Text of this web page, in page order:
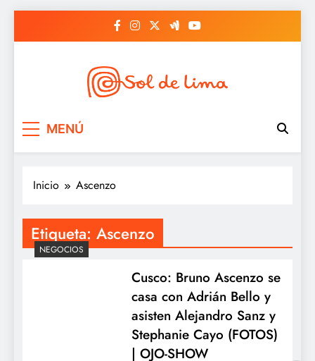
MENÚ
Inicio Ascenzo
Etiqueta: Ascenzo
NEGOCIOS
Cusco: Bruno Ascenzo se
casa con Adrián Bello y
asisten Alejandro Sanz y
Stephanie Cayo (FOTOS)
| OJO-SHOW